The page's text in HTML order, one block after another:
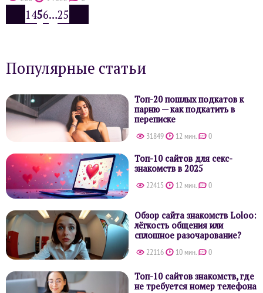
1456…25
Популярные статьи
Топ-20 пошлых подкатов к
парню — как подкатить в
переписке
31849 12 мин. 0
Топ-10 сайтов для секс-
знакомств в 2025
22415 12 мин. 0
Обзор сайта знакомств Loloo:
лёгкость общения или
сплошное разочарование?
22116 10 мин. 0
Топ-10 сайтов знакомств, где
не требуется номер телефона